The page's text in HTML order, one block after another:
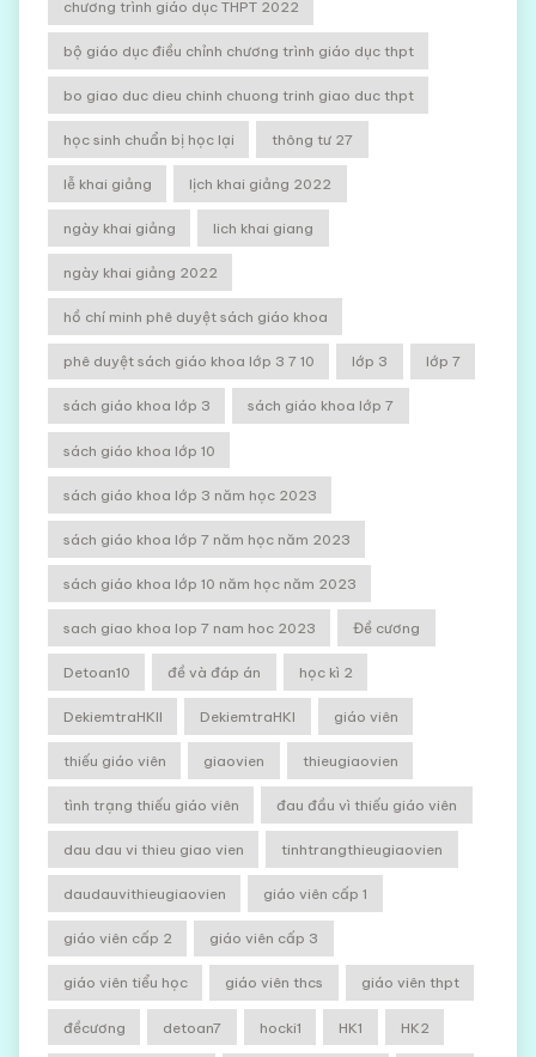
chương trình giáo dục THPT 2022
bộ giáo dục điều chỉnh chương trình giáo dục thpt
bo giao duc dieu chinh chuong trinh giao duc thpt
học sinh chuẩn bị học lại thông tư 27
lễ khai giảng lịch khai giảng 2022
ngày khai giảng lich khai giang
ngày khai giảng 2022
hồ chí minh phê duyệt sách giáo khoa
phê duyệt sách giáo khoa lớp 3 7 10 lớp 3 lớp 7
sách giáo khoa lớp 3 sách giáo khoa lớp 7
sách giáo khoa lớp 10
sách giáo khoa lớp 3 năm học 2023
sách giáo khoa lớp 7 năm học năm 2023
sách giáo khoa lớp 10 năm học năm 2023
sach giao khoa lop 7 nam hoc 2023 Đề cương
Detoan10 đề và đáp án học kì 2
DekiemtraHKII DekiemtraHKI giáo viên
thiếu giáo viên giaovien thieugiaovien
tình trạng thiếu giáo viên đau đầu vì thiếu giáo viên
dau dau vi thieu giao vien tinhtrangthieugiaovien
daudauvithieugiaovien giáo viên cấp 1
giáo viên cấp 2 giáo viên cấp 3
giáo viên tiểu học giáo viên thcs giáo viên thpt
đềcương detoan7 hocki1 HK1 HK2